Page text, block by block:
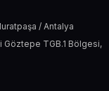
/ Antalya
Göztepe TGB.1 Bölgesi,